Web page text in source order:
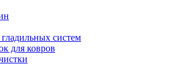
систем
для ковров